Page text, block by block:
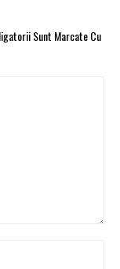
Sunt Marcate Cu